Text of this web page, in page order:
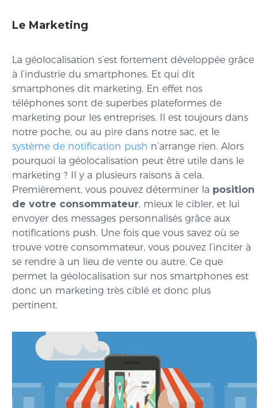
Le Marketing
La géolocalisation s’est fortement développée grâce
à l’industrie du smartphones. Et qui dit
smartphones dit marketing. En effet nos
téléphones sont de superbes plateformes de
marketing pour les entreprises. Il est toujours dans
notre poche, ou au pire dans notre sac, et le
système de notification push n’arrange rien. Alors
pourquoi la géolocalisation peut être utile dans le
marketing ? Il y a plusieurs raisons à cela.
Premièrement, vous pouvez déterminer la position
de votre consommateur, mieux le cibler, et lui
envoyer des messages personnalisés grâce aux
notifications push. Une fois que vous savez où se
trouve votre consommateur, vous pouvez l’inciter à
se rendre à un lieu de vente ou autre. Ce que
permet la géolocalisation sur nos smartphones est
donc un marketing très ciblé et donc plus
pertinent.